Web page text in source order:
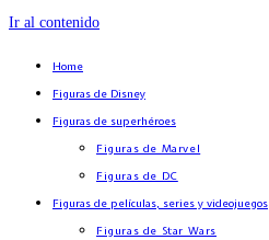
Ir al contenido
Home
Figuras de Disney
Figuras de superhéroes
Figuras de Marvel
Figuras de DC
Figuras de películas, series y videojuegos
Figuras de Star Wars